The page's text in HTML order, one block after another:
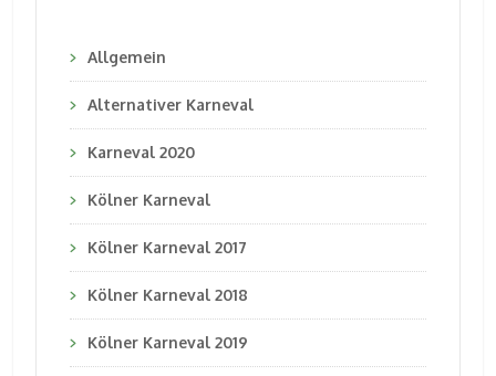
Allgemein
Alternativer Karneval
Karneval 2020
Kölner Karneval
Kölner Karneval 2017
Kölner Karneval 2018
Kölner Karneval 2019